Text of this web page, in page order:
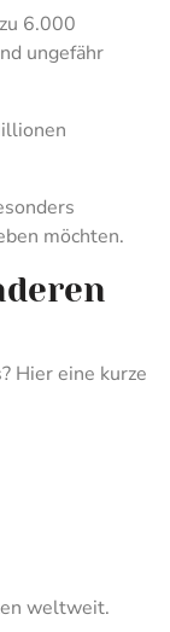
6.000
ungefähr
möchten.
Hier eine kurze
weltweit.